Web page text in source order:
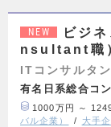
NEW
ビジ
nsultant職
ITコンサルタン
有名日系総合コ
1000万円 ～
バル企業）
大手